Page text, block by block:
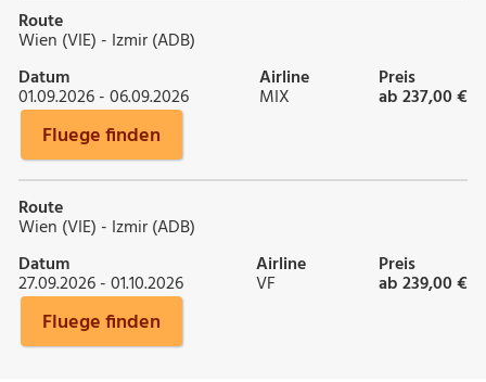
Route
Wien (VIE) - Izmir (ADB)
Datum
01.09.2026 - 06.09.2026
Airline
MIX
Preis
ab 237,00 €
Fluege finden
Route
Wien (VIE) - Izmir (ADB)
Datum
27.09.2026 - 01.10.2026
Airline
VF
Preis
ab 239,00 €
Fluege finden